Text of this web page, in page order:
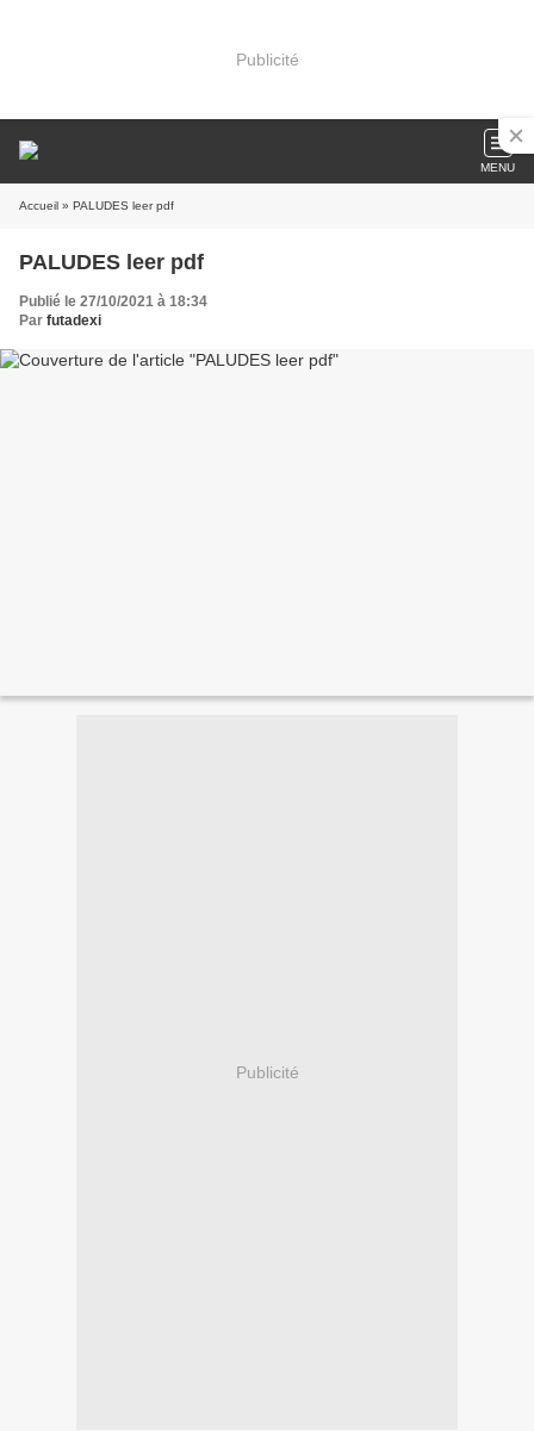
Publicité
MENU
Accueil » PALUDES leer pdf
PALUDES leer pdf
Publié le 27/10/2021 à 18:34
Par futadexi
Publicité